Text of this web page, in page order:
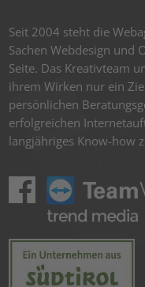
Seit 2004 steht die
Sachen Webdesign und
Seite. Das Kreativteam
ihrem Wirken nur ein
persönlichen
erfolgreichen
langjähriges Know-how